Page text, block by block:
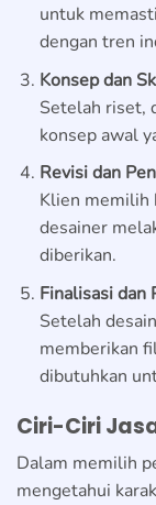
untuk
dengan tren
Konsep dan
Setelah riset,
konsep awal
Revisi dan
Klien memilih
desainer
diberikan.
Finalisasi dan
Setelah
memberikan
dibutuhkan
Ciri-Ciri
Dalam memilih
mengetahui